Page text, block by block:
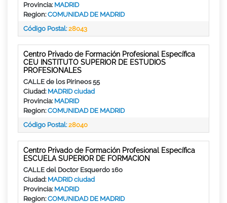
Provincia: MADRID
Region:COMUNIDAD DE MADRID
Código Postal:28043
Centro Privado de Formación Profesional Específica
CEU INSTITUTO SUPERIOR DE ESTUDIOS
PROFESIONALES
CALLE de los Pirineos 55
Ciudad: MADRID ciudad
Provincia: MADRID
Region:COMUNIDAD DE MADRID
Código Postal:28040
Centro Privado de Formación Profesional Específica
ESCUELA SUPERIOR DE FORMACION
CALLE del Doctor Esquerdo 160
Ciudad: MADRID ciudad
Provincia: MADRID
Region:COMUNIDAD DE MADRID